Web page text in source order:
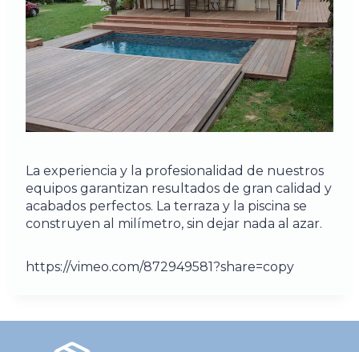
La experiencia y la profesionalidad de nuestros
equipos garantizan resultados de gran calidad y
acabados perfectos. La terraza y la piscina se
construyen al milímetro, sin dejar nada al azar.
https://vimeo.com/872949581?share=copy